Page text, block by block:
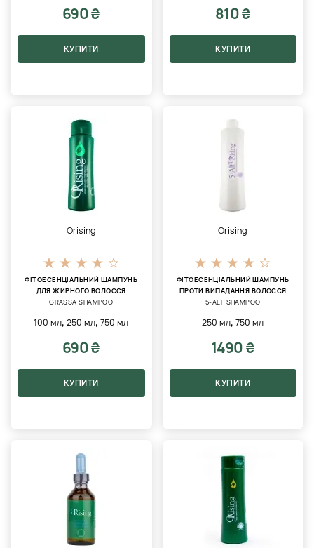
690 ₴
КУПИТИ
810 ₴
КУПИТИ
Orising
ФІТОЕСЕНЦІАЛЬНИЙ ШАМПУНЬ
ДЛЯ ЖИРНОГО ВОЛОССЯ
GRASSA SHAMPOO
100 мл,250 мл,750 мл
690 ₴
КУПИТИ
Orising
ФІТОЕСЕНЦІАЛЬНИЙ ШАМПУНЬ
ПРОТИ ВИПАДАННЯ ВОЛОССЯ
5-ALF SHAMPOO
250 мл,750 мл
1490 ₴
КУПИТИ